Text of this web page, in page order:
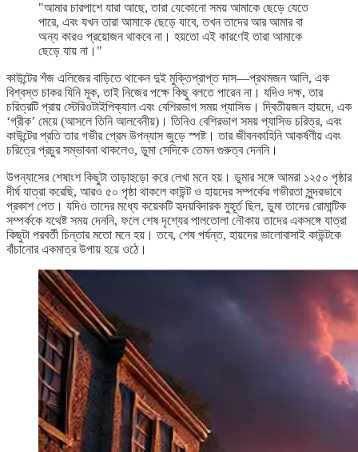
"আমার চারপাশে যারা আছে, তারা যেকোনো সময় আমাকে ছেড়ে যেতে
পারে, এবং যখন তারা আমাকে ছেড়ে যাবে, তখন তাদের আর আমার বা
অন্য কারও প্রয়োজন থাকবে না। হয়তো এই কারণেই তারা আমাকে
ছেড়ে যায় না।"
কাউন্টের শঁজ এলিজের বাড়িতে থাকেন দুই মুক্তিপ্রাপ্ত দাস—প্রথমজন আলি, এক
বিশ্বস্ত চাকর যিনি মূক, তাই নিজের পক্ষে কিছু বলতে পারেন না। যদিও দক্ষ, তার
চরিত্রটি প্রায় স্টেরিওটাইপিক্যাল এবং বেশিরভাগ সময় প্যাসিভ। দ্বিতীয়জন হায়দে, এক
‘গ্রীক’ মেয়ে (আসলে তিনি আলবেনীয়)। তিনিও বেশিরভাগ সময় প্যাসিভ চরিত্র, এবং
কাউন্টের প্রতি তার গভীর প্রেম উপন্যাস জুড়ে স্পষ্ট। তার জীবনকাহিনি আকর্ষণীয় এবং
চরিত্রে প্রচুর সম্ভাবনা থাকলেও, ডুমা সেদিকে তেমন গুরুত্ব দেননি।
উপন্যাসের শেষাংশ কিছুটা তাড়াহুড়ো করে লেখা মনে হয়। ডুমার সঙ্গে আমরা ১২৫০ পৃষ্ঠার
দীর্ঘ যাত্রা করেছি, আরও ৫০ পৃষ্ঠা থাকলে কাউন্ট ও হায়দের সম্পর্কের গভীরতা সুন্দরভাবে
প্রকাশ পেত। যদিও তাদের মধ্যে কয়েকটি হৃদয়বিদারক মুহূর্ত ছিল, ডুমা তাদের রোমান্টিক
সম্পর্ককে যথেষ্ট সময় দেননি, ফলে শেষ দৃশ্যের পালতোলা নৌকায় তাদের একসঙ্গে যাত্রা
কিছুটা পরবর্তী চিন্তার মতো মনে হয়। তবে, শেষ পর্যন্ত, হায়দের ভালোবাসাই কাউন্টকে
বাঁচানোর একমাত্র উপায় হয়ে ওঠে।